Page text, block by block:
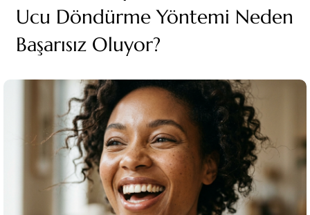
Ucu Döndürme Yöntemi Neden
Başarısız Oluyor?